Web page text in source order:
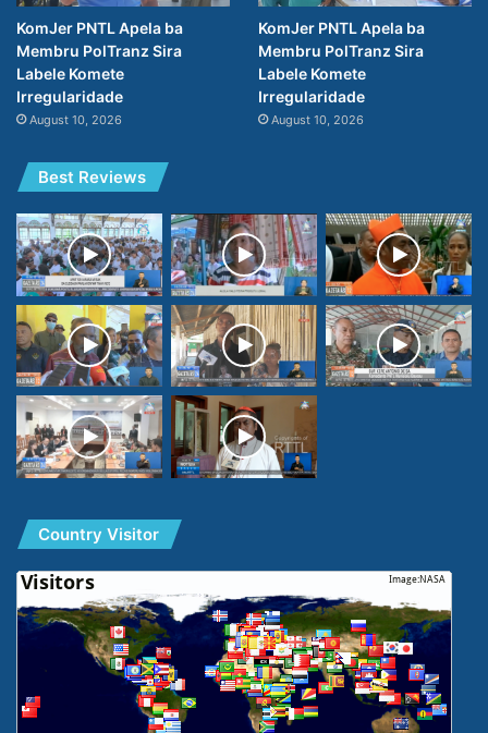
KomJer PNTL Apela ba
Membru PolTranz Sira
Labele Komete
Irregularidade
August 10, 2026
KomJer PNTL Apela ba
Membru PolTranz Sira
Labele Komete
Irregularidade
August 10, 2026
Best Reviews
Country Visitor